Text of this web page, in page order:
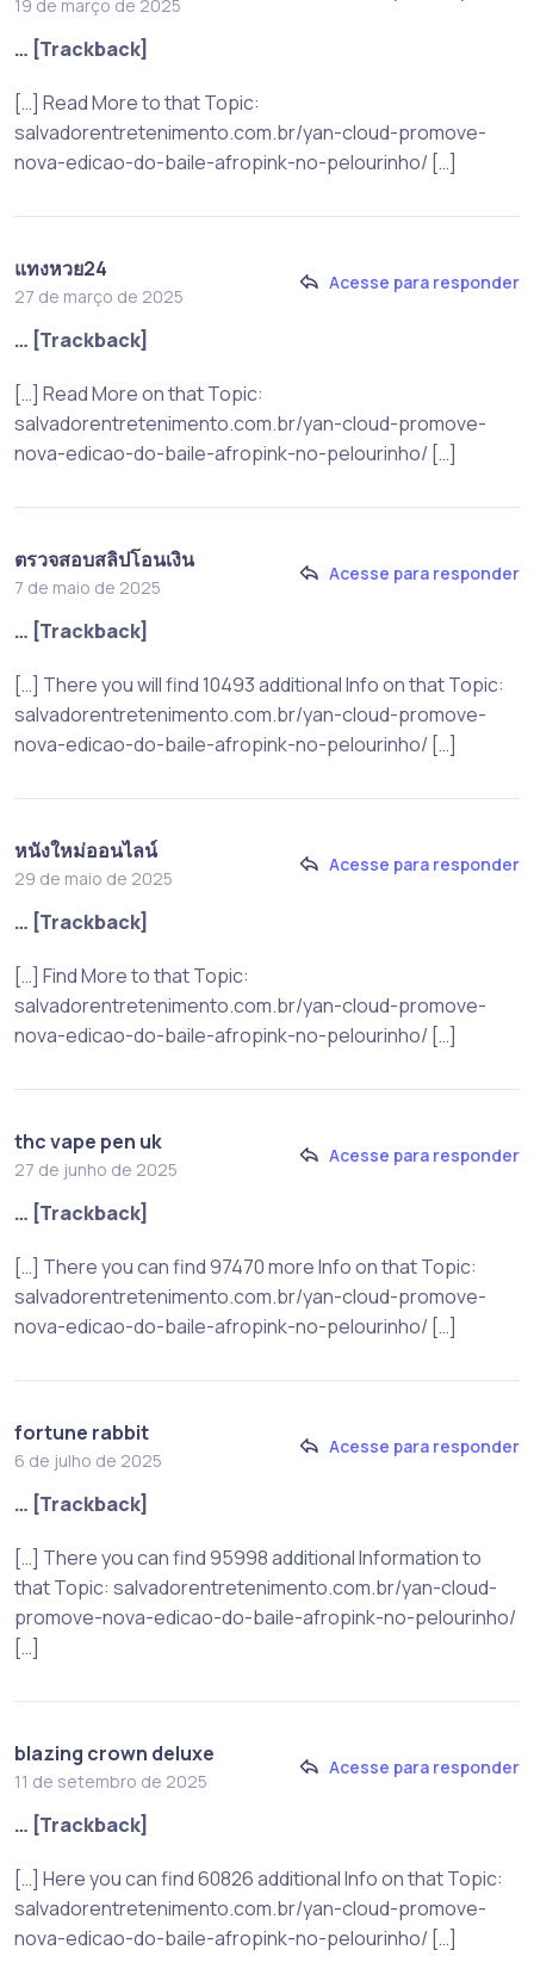
19 de março de 2025
… [Trackback]
[…] Read More to that Topic:
salvadorentretenimento.com.br/yan-cloud-promove-
nova-edicao-do-baile-afropink-no-pelourinho/ […]
แทงหวย24
27 de março de 2025
Acesse para responder
… [Trackback]
[…] Read More on that Topic:
salvadorentretenimento.com.br/yan-cloud-promove-
nova-edicao-do-baile-afropink-no-pelourinho/ […]
ตรวจสอบสลิปโอนเงิน
7 de maio de 2025
Acesse para responder
… [Trackback]
[…] There you will find 10493 additional Info on that Topic:
salvadorentretenimento.com.br/yan-cloud-promove-
nova-edicao-do-baile-afropink-no-pelourinho/ […]
หนังใหม่ออนไลน์
29 de maio de 2025
Acesse para responder
… [Trackback]
[…] Find More to that Topic:
salvadorentretenimento.com.br/yan-cloud-promove-
nova-edicao-do-baile-afropink-no-pelourinho/ […]
thc vape pen uk
27 de junho de 2025
Acesse para responder
… [Trackback]
[…] There you can find 97470 more Info on that Topic:
salvadorentretenimento.com.br/yan-cloud-promove-
nova-edicao-do-baile-afropink-no-pelourinho/ […]
fortune rabbit
6 de julho de 2025
Acesse para responder
… [Trackback]
[…] There you can find 95998 additional Information to
that Topic: salvadorentretenimento.com.br/yan-cloud-
promove-nova-edicao-do-baile-afropink-no-pelourinho/
[…]
blazing crown deluxe
11 de setembro de 2025
Acesse para responder
… [Trackback]
[…] Here you can find 60826 additional Info on that Topic:
salvadorentretenimento.com.br/yan-cloud-promove-
nova-edicao-do-baile-afropink-no-pelourinho/ […]